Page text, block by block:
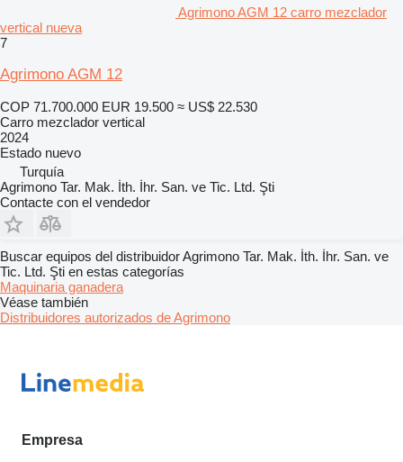
Agrimono AGM 12 carro mezclador
vertical nueva
7
Agrimono AGM 12
COP 71.700.000 EUR 19.500 ≈ US$ 22.530
Carro mezclador vertical
2024
Estado nuevo
Turquía
Agrimono Tar. Mak. İth. İhr. San. ve Tic. Ltd. Şti
Contacte con el vendedor
Buscar equipos del distribuidor Agrimono Tar. Mak. İth. İhr. San. ve
Tic. Ltd. Şti en estas categorías
Maquinaria ganadera
Véase también
Distribuidores autorizados de Agrimono
Empresa